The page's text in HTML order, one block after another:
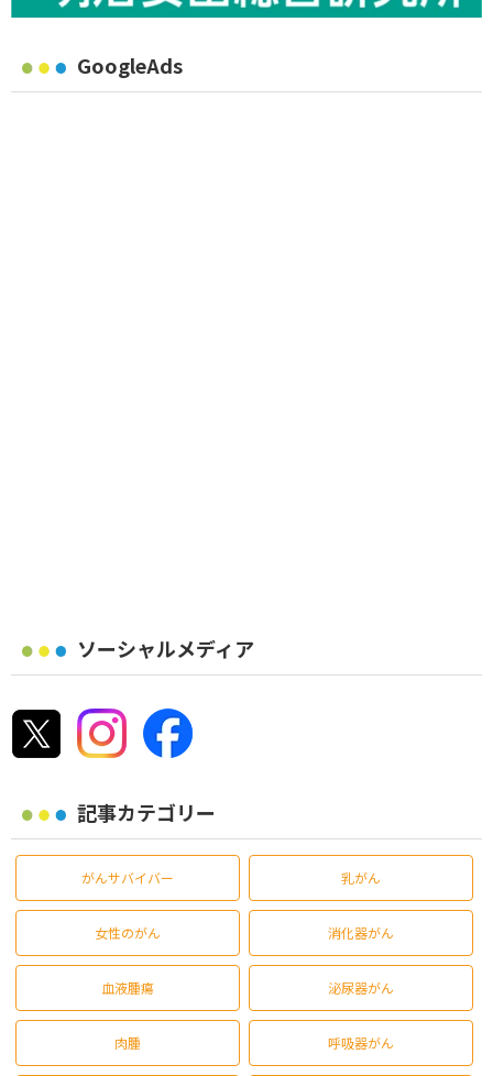
GoogleAds
ソーシャルメディア
記事カテゴリー
がんサバイバー 乳がん
女性のがん 消化器がん
血液腫瘍 泌尿器がん
肉腫 呼吸器がん